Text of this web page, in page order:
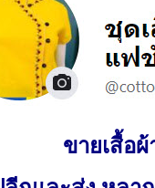
ขายเสื้อผ้